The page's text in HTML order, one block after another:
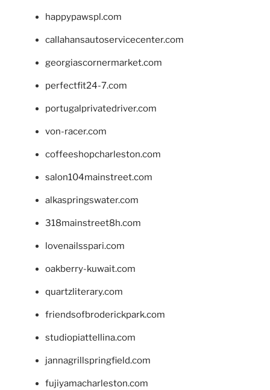
happypawspl.com
callahansautoservicecenter.com
georgiascornermarket.com
perfectfit24-7.com
portugalprivatedriver.com
von-racer.com
coffeeshopcharleston.com
salon104mainstreet.com
alkaspringswater.com
318mainstreet8h.com
lovenailsspari.com
oakberry-kuwait.com
quartzliterary.com
friendsofbroderickpark.com
studiopiattellina.com
jannagrillspringfield.com
fujiyamacharleston.com